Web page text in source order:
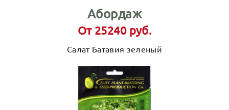
Абордаж
От 25240 руб.
Салат Батавия зеленый